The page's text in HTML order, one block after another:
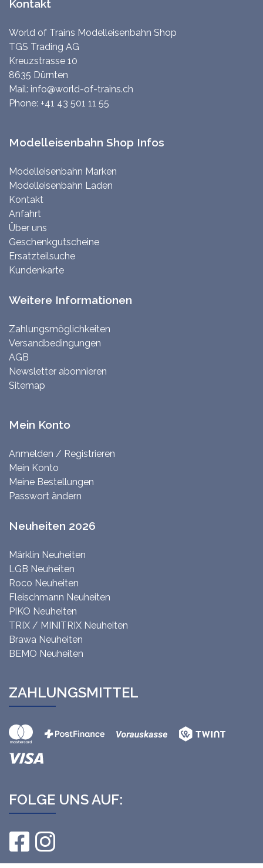
Kontakt
World of Trains Modelleisenbahn Shop
TGS Trading AG
Kreuzstrasse 10
8635 Dürnten
Mail: info@world-of-trains.ch
Phone: +41 43 501 11 55
Modelleisenbahn Shop Infos
Modelleisenbahn Marken
Modelleisenbahn Laden
Kontakt
Anfahrt
Über uns
Geschenkgutscheine
Ersatzteilsuche
Kundenkarte
Weitere Informationen
Zahlungsmöglichkeiten
Versandbedingungen
AGB
Newsletter abonnieren
Sitemap
Mein Konto
Anmelden / Registrieren
Mein Konto
Meine Bestellungen
Passwort ändern
Neuheiten 2026
Märklin Neuheiten
LGB Neuheiten
Roco Neuheiten
Fleischmann Neuheiten
PIKO Neuheiten
TRIX / MINITRIX Neuheiten
Brawa Neuheiten
BEMO Neuheiten
ZAHLUNGSMITTEL
FOLGE UNS AUF: